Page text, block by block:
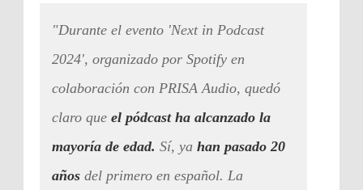
"Durante el evento 'Next in Podcast
2024', organizado por Spotify en
colaboración con PRISA Audio, quedó
claro que el pódcast ha alcanzado la
mayoría de edad. Sí, ya han pasado 20
años del primero en español. La